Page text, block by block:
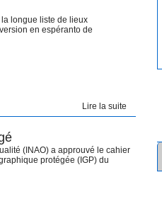
longue liste de lieux
en espéranto de
Lire la suite
(INAO) a approuvé le cahier
protégée (IGP) du